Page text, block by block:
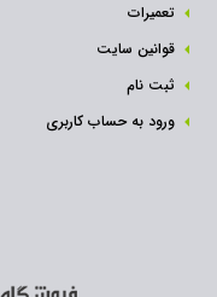
تعمیرات
قوانین سایت
ثبت نام‌
ورود به حساب کاربری